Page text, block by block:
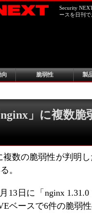
Security
ースを日刊で
向 脆弱性 製
」に複数脆
複数の脆弱性が判明
。
日に「nginx 1.31.0
ベースで6件の脆弱性